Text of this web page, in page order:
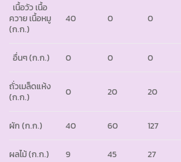
เนื้อวัว เนื้อ
ควาย เนื้อหมู
(ก.ก.)
40 0 0
อื่นๆ(ก.ก.) 0 0 0
ถั่วเมล็ดแห้ง
(ก.ก.)
0 20 20
ผัก(ก.ก.) 40 60 127
ผลไม้(ก.ก.) 9 45 27